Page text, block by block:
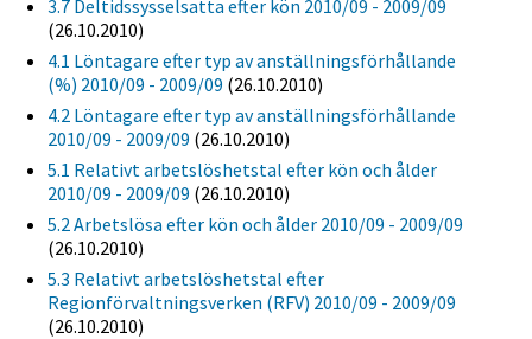
3.7 Deltidssysselsatta efter kön 2010/09 - 2009/09
(26.10.2010)
4.1 Löntagare efter typ av anställningsförhållande
(%) 2010/09 - 2009/09 (26.10.2010)
4.2 Löntagare efter typ av anställningsförhållande
2010/09 - 2009/09 (26.10.2010)
5.1 Relativt arbetslöshetstal efter kön och ålder
2010/09 - 2009/09 (26.10.2010)
5.2 Arbetslösa efter kön och ålder 2010/09 - 2009/09
(26.10.2010)
5.3 Relativt arbetslöshetstal efter
Regionförvaltningsverken (RFV) 2010/09 - 2009/09
(26.10.2010)